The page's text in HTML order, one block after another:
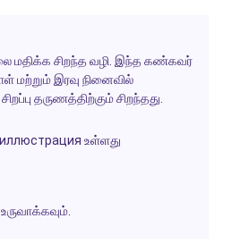
மதிக்க சிறந்த வழி. இந்த கண்கவர்
இரவு நினைவில்
தருணத்திற்கும் சிறந்தது.
உள்ளது